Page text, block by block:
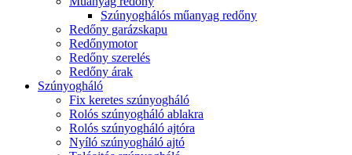
Szúnyoghálós műanyag redőny
Redőny garázskapu
Redőnymotor
Redőny szerelés
Redőny árak
Szúnyogháló
Fix keretes szúnyogháló
Rolós szúnyogháló ablakra
Rolós szúnyogháló ajtóra
Nyíló szúnyogháló ajtó